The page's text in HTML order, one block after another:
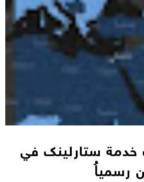
ستارلينك في
رسمياُ